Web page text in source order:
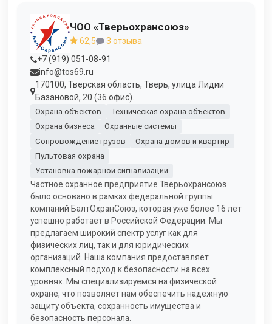
ЧОО «Тверьохрансоюз»
62,5
3 отзыва
+7 (919) 051-08-91
info@tos69.ru
170100, Тверская область, Тверь, улица Лидии
Базановой, 20 (36 офис).
Охрана объектов
Техническая охрана объектов
Охрана бизнеса
Охранные системы
Сопровождение грузов
Охрана домов и квартир
Пультовая охрана
Установка пожарной сигнализации
Частное охранное предприятие Тверьохрансоюз
было основано в рамках федеральной группы
компаний БалтОхранСоюз, которая уже более 16 лет
успешно работает в Российской Федерации. Мы
предлагаем широкий спектр услуг как для
физических лиц, так и для юридических
организаций. Наша компания предоставляет
комплексный подход к безопасности на всех
уровнях. Мы специализируемся на физической
охране, что позволяет нам обеспечить надежную
защиту объекта, сохранность имущества и
безопасность персонала.